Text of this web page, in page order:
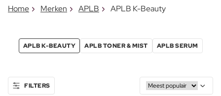
Home Merken APLB APLB K-Beauty
APLB K-BEAUTY APLB TONER & MIST APLB SERUM
FILTERS